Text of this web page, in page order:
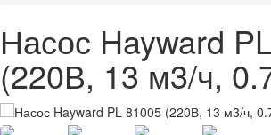
Насос Hayward
(220В, 13 м3/ч,